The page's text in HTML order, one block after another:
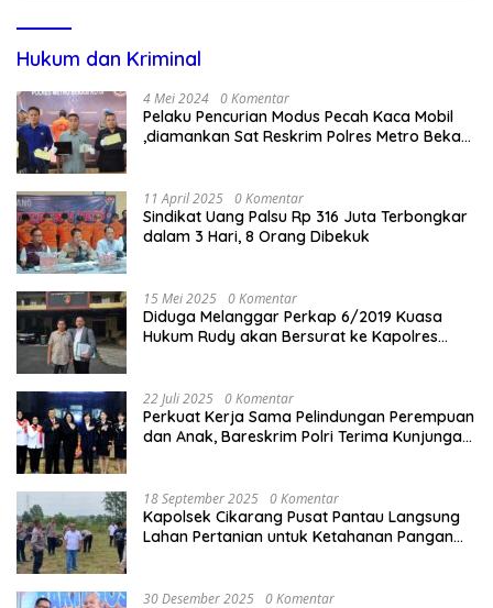
Hukum dan Kriminal
4 Mei 2024 0 Komentar
Pelaku Pencurian Modus Pecah Kaca Mobil
,diamankan Sat Reskrim Polres Metro Bekasi
11 April 2025 0 Komentar
Sindikat Uang Palsu Rp 316 Juta Terbongkar
dalam 3 Hari, 8 Orang Dibekuk
15 Mei 2025 0 Komentar
Diduga Melanggar Perkap 6/2019 Kuasa
Hukum Rudy akan Bersurat ke Kapolres
22 Juli 2025 0 Komentar
Perkuat Kerja Sama Pelindungan Perempuan
dan Anak, Bareskrim Polri Terima Kunjungan
18 September 2025 0 Komentar
Kapolsek Cikarang Pusat Pantau Langsung
Lahan Pertanian untuk Ketahanan Pangan
30 Desember 2025 0 Komentar